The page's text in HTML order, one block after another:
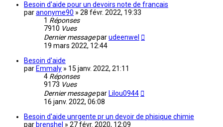
Besoin d'aide pour un devoirs note de français
paranonyme90 » 28 févr. 2022, 19:33
1 Réponses
7910 Vues
Dernier messageparudeenwel
19 mars 2022, 12:44
Besoin d'aide
par Emmaly » 15 janv. 2022, 21:11
4 Réponses
9173 Vues
Dernier messagepar Lilou0944
16 janv. 2022, 06:08
Besoin d'aide unrgente pr un devoir de phisique chimie
par brenshel » 27 févr. 2020, 12:09